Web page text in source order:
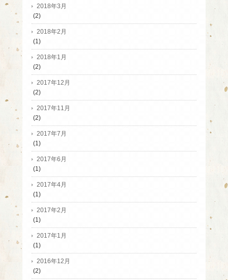
2018年3月
(2)
2018年2月
(1)
2018年1月
(2)
2017年12月
(2)
2017年11月
(2)
2017年7月
(1)
2017年6月
(1)
2017年4月
(1)
2017年2月
(1)
2017年1月
(1)
2016年12月
(2)